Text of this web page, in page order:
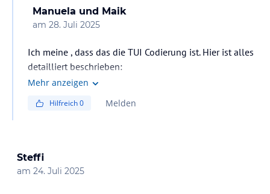
Manuela und Maik
am 28. Juli 2025
Ich meine , dass das die TUI Codierung ist. Hier ist alles
detailliert beschrieben:
https://www.holidaycheck.de/hc/beschreibung-dream-
code=TUI
Mehr anzeigen
Hilfreich0 Melden
Steffi
am 24. Juli 2025